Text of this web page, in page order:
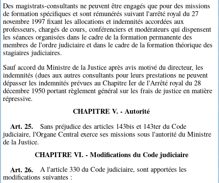
Des magistrats-consultants ne peuvent être engagés que pour des missions
de formation spécifiques et sont rémunérés suivant l'arrêté royal du 27
novembre 1997 fixant les allocations et indemnités accordées aux
professeurs, chargés de cours, conférenciers et modérateurs qui dispensent
les séances organisées dans le cadre de la formation permanente des
membres de l'ordre judiciaire et dans le cadre de la formation théorique des
stagiaires judiciaires.
Sauf accord du Ministre de la Justice après avis motivé du directeur, les
indemnités (dues aux autres consultants pour leurs prestations ne peuvent
dépasser les indemnités prévues au Chapitre Ier de l'Arrêté royal du 28
décembre 1950 portant règlement général sur les frais de justice en matière
répressive.
CHAPITRE V. - Autorité
Art. 25.
Sans préjudice des articles 143bis et 143ter du Code
judiciaire, l'Organe Central exerce ses missions sous l'autorité du Ministre
de la Justice.
CHAPITRE VI. - Modifications du Code judiciaire
Art. 26.
A l'article 330 du Code judiciaire, sont apportées les
modifications suivantes :